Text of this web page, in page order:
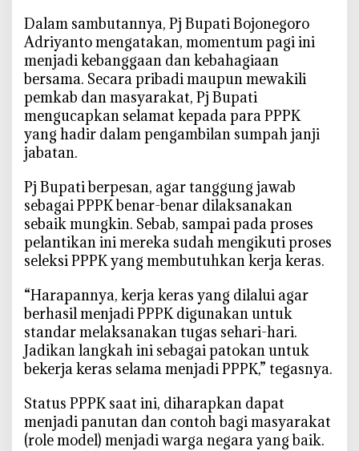
Dalam sambutannya, Pj Bupati Bojonegoro
Adriyanto mengatakan, momentum pagi ini
menjadi kebanggaan dan kebahagiaan
bersama. Secara pribadi maupun mewakili
pemkab dan masyarakat, Pj Bupati
mengucapkan selamat kepada para PPPK
yang hadir dalam pengambilan sumpah janji
jabatan.
Pj Bupati berpesan, agar tanggung jawab
sebagai PPPK benar-benar dilaksanakan
sebaik mungkin. Sebab, sampai pada proses
pelantikan ini mereka sudah mengikuti proses
seleksi PPPK yang membutuhkan kerja keras.
“Harapannya, kerja keras yang dilalui agar
berhasil menjadi PPPK digunakan untuk
standar melaksanakan tugas sehari-hari.
Jadikan langkah ini sebagai patokan untuk
bekerja keras selama menjadi PPPK,” tegasnya.
Status PPPK saat ini, diharapkan dapat
menjadi panutan dan contoh bagi masyarakat
(role model) menjadi warga negara yang baik.